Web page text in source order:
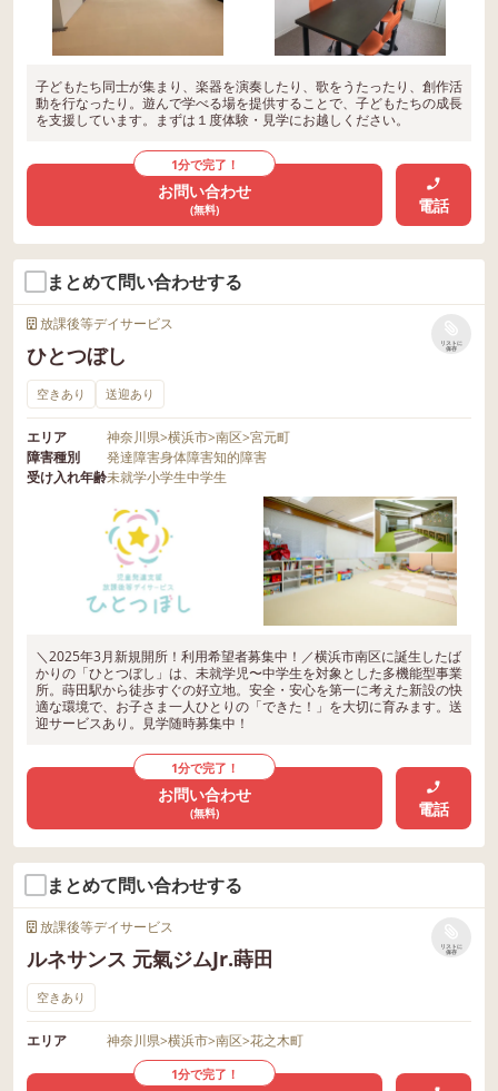
子どもたち同士が集まり、楽器を演奏したり、歌をうたったり、創作活
動を行なったり。遊んで学べる場を提供することで、子どもたちの成長
を支援しています。まずは１度体験・見学にお越しください。
1分で完了！
お問い合わせ
(無料) 電話
まとめて問い合わせする
放課後等デイサービス
ひとつぼし
リストに
保存
空きあり 送迎あり
エリア 神奈川県>横浜市>南区>宮元町
障害種別
発達障害身体障害知的障害
受け入れ年齢未就学小学生中学生
＼2025年3月新規開所！利用希望者募集中！／横浜市南区に誕生したば
かりの「ひとつぼし」は、未就学児〜中学生を対象とした多機能型事業
所。蒔田駅から徒歩すぐの好立地。安全・安心を第一に考えた新設の快
適な環境で、お子さま一人ひとりの「できた！」を大切に育みます。送
迎サービスあり。見学随時募集中！
1分で完了！
お問い合わせ
(無料) 電話
まとめて問い合わせする
放課後等デイサービス
ルネサンス 元氣ジムJr.蒔田
リストに
保存
空きあり
エリア 神奈川県>横浜市>南区>花之木町
1分で完了！